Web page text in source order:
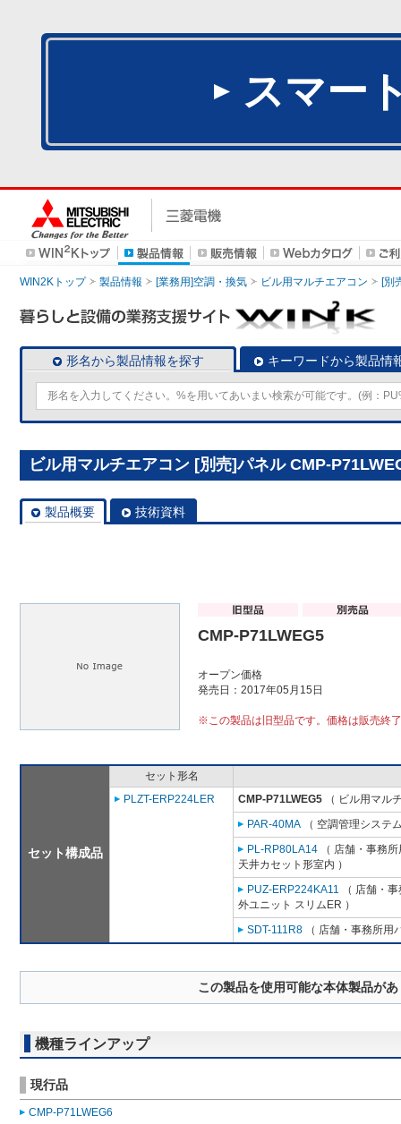
スマー
WIN2Kトップ 製品情報 [業務用]空調・換気 ビル用マルチエアコン [別
形名から製品情報を探す キーワードから製品情
ビル用マルチエアコン [別売]パネル CMP-
製品概要 技術資料
CMP-P71LWEG5
オープン価格
発売日：2017年05月15日
※この製品は旧型品です。価格は販売終
セット構成品
セット形名
PLZT-ERP224LER
CMP-P71LWEG5 （ ビル用マル
PAR-40MA （ 空調管理システ
PL-RP80LA14 （ 店舗・事務
天井カセット形室内 ）
PUZ-ERP224KA11 （ 店舗・
外ユニット スリムER ）
SDT-111R8 （ 店舗・事務所用
この製品を使用可能な本体製品が
機種ラインアップ
現行品
CMP-P71LWEG6